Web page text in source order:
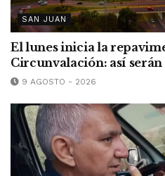
SAN JUAN
El lunes inicia la
Circunvalación: así serán
9 AGOSTO - 2026